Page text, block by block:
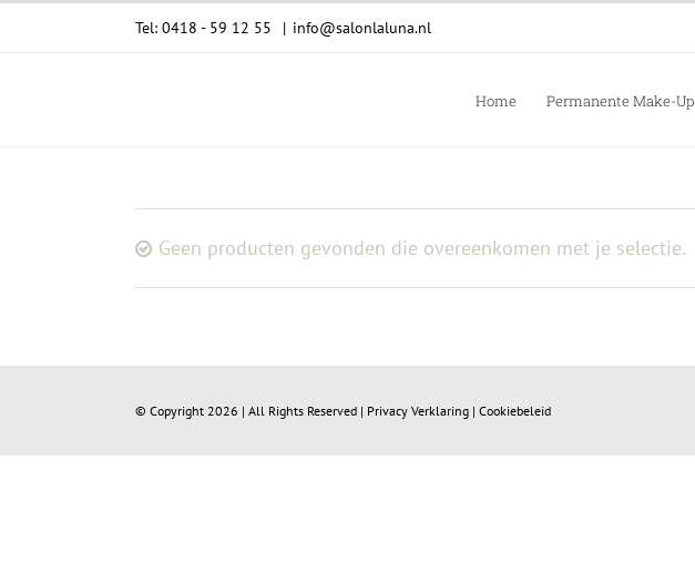
Tel: 0418 - 59 12 55 | info@salonlaluna.nl
Home Permanente Make-Up
Geen producten gevonden die overeenkomen met je selectie.
© Copyright 2026 | All Rights Reserved | Privacy Verklaring | Cookiebeleid